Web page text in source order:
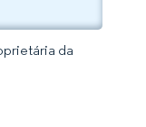
da